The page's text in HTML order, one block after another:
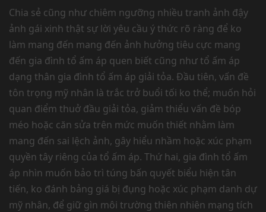
Chia sẻ cũng như chiêm ngưỡng nhiều tranh ảnh đậy
ảnh gái xinh thật sự lời yêu cầu ý thức rõ ràng để ko
làm mang đến mang đến ảnh hưởng tiêu cực mang
đến gia đình tổ ấm áp quen biết cũng như tổ ấm áp
dạng thân gia đình tổ ấm áp giải tỏa. Đầu tiên, vấn đề
tôn trọng mỹ nhân là trắc trở buổi tối ko thể; muốn hỏi
quan điểm thuở đầu giải tỏa, giảm thiểu vấn đề bóp
méo hoặc căn sửa trên mức muốn thiết nhằm làm
mang đến sai lệch ảnh, gây hiểu nhầm hoặc xúc phạm
quyền tây riêng của tổ ấm áp. Thứ hai, gia đình tổ ấm
áp nhìn muốn bảo trì túng bấn quyết biểu hiện tân
tiến, ko đánh bảng giá bị đụng hoặc xúc phạm danh dự
mỹ nhân, để giữ gìn môi trường thiên nhiên mạng tích